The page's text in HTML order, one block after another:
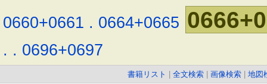
0660+0661 . 0664+0665
. . 0696+0697
書籍リスト 全文検索 画像検索 地図